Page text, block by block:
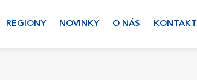
REGIONY NOVINKY O NÁS KONTAKT